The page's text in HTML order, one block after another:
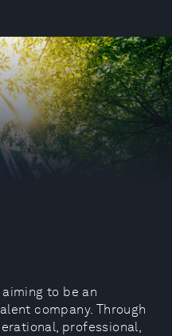
to be an
company. Through
professional,